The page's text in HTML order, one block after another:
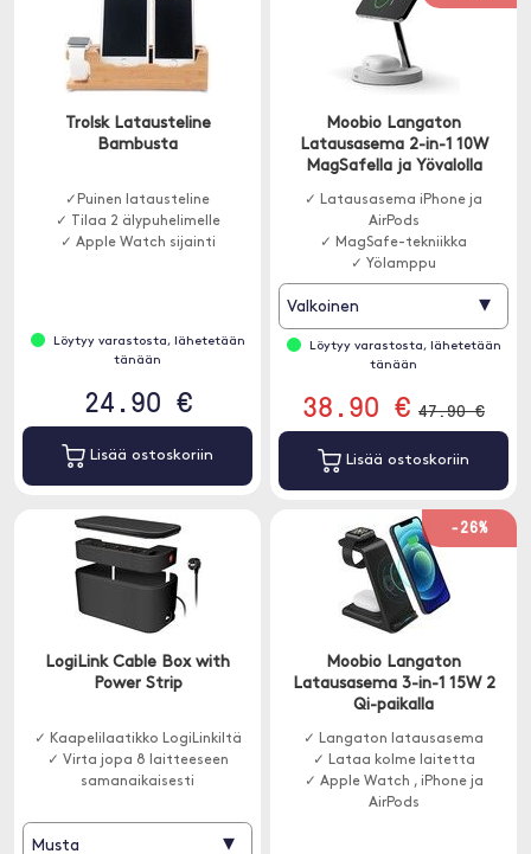
Trolsk Latausteline
Bambusta
✓Puinen latausteline
✓ Tilaa 2 älypuhelimelle
✓ Apple Watch sijainti
Löytyy varastosta, lähetetään
tänään
24.90 €
Lisää ostoskoriin
Moobio Langaton
Latausasema 2-in-1 10W
MagSafella ja Yövalolla
✓ Latausasema iPhone ja
AirPods
✓ MagSafe-tekniikka
✓ Yölamppu
Valkoinen ▾
Löytyy varastosta, lähetetään
tänään
38.90 € 47.90 €
Lisää ostoskoriin
LogiLink Cable Box with
Power Strip
✓ Kaapelilaatikko LogiLinkiltä
✓ Virta jopa 8 laitteeseen
samanaikaisesti
Musta ▾
-26%
Moobio Langaton
Latausasema 3-in-1 15W 2
Qi-paikalla
✓ Langaton latausasema
✓ Lataa kolme laitetta
✓ Apple Watch , iPhone ja
AirPods